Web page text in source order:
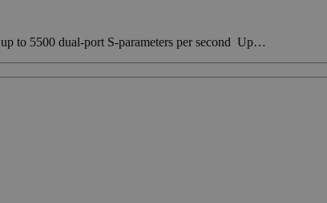
to 5500 dual-port S-parameters per second Up…